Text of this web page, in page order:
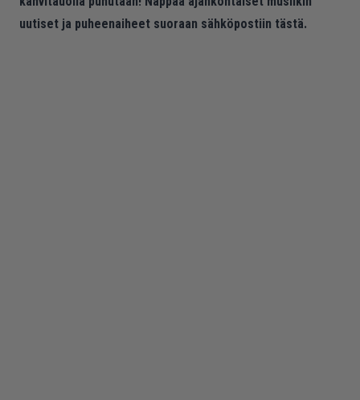
uutiset ja puheenaiheet suoraan sähköpostiin tästä.